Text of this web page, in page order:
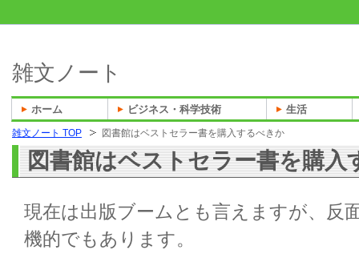
雑文ノート TOP 図書館はベストセラー書を購入するべきか
図書館はベストセラー書を購入
現在は出版ブームとも言えますが、反
機的でもあります。
雑文ノート
ホーム ビジネス・科学技術 生活